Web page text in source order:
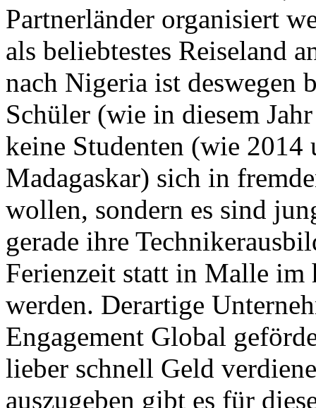
Partnerländer organisiert
als beliebtestes Reiseland
nach Nigeria ist deswegen
Schüler (wie in diesem
keine Studenten (wie
Madagaskar) sich in
wollen, sondern es sind
gerade ihre
Ferienzeit statt in Malle
werden. Derartige
Engagement Global
lieber schnell Geld
auszugeben gibt es für